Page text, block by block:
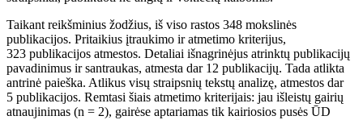
Taikant reikšminius žodžius, iš viso rastos 348 mokslinės
publikacijos. Pritaikius įtraukimo ir atmetimo kriterijus,
323 publikacijos atmestos. Detaliai išnagrinėjus atrinktų publikacijų
pavadinimus ir santraukas, atmesta dar 12 publikacijų. Tada atlikta
antrinė paieška. Atlikus visų straipsnių tekstų analizę, atmestos dar
5 publikacijos. Remtasi šiais atmetimo kriterijais: jau išleistų gairių
atnaujinimas (n = 2), gairėse aptariamas tik kairiosios pusės ŪD